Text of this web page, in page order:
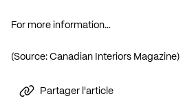
For more information…
(Source: Canadian Interiors Magazine)
Partager l'article